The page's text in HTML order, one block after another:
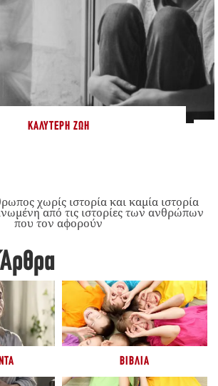
ΚΑΛΎΤΕΡΗ ΖΩΉ
χωρίς ιστορία και καμία ιστορία
από τις ιστορίες των ανθρώπων
που τον αφορούν
ΒΙΒΛΊΑ